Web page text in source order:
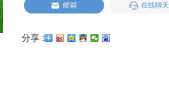
邮箱 在线聊天
分享 :